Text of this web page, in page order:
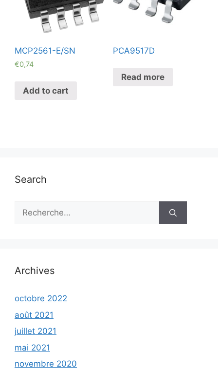
MCP2561-E/SN
€0,74
Add to cart
PCA9517D
Read more
Search
Rechercher :
Archives
octobre 2022
août 2021
juillet 2021
mai 2021
novembre 2020